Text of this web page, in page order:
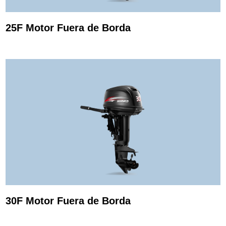
25F Motor Fuera de Borda
30F Motor Fuera de Borda